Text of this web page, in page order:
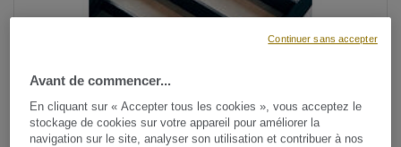
Avant de commencer...
En cliquant sur « Accepter tous les cookies », vous acceptez le
stockage de cookies sur votre appareil pour améliorer la
navigation sur le site, analyser son utilisation et contribuer à nos
Continuer sans accepter